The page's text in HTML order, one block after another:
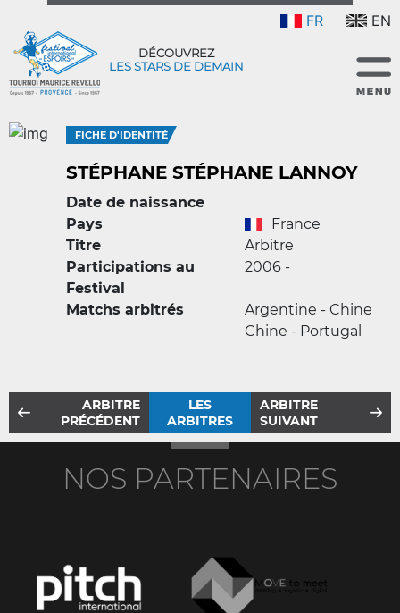
FR EN
DÉCOUVREZ
LES STARS DE DEMAIN
FICHE D'IDENTITÉ
STÉPHANE STÉPHANE LANNOY
Date de naissance
Pays
France
Titre
Arbitre
Participations au
Festival
2006 -
Matchs arbitrés
Argentine - Chine
Chine - Portugal
ARBITRE
PRÉCÉDENT
LES
ARBITRES
ARBITRE
SUIVANT
NOS PARTENAIRES